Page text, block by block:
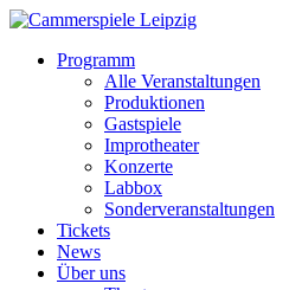
Programm
Alle Veranstaltungen
Produktionen
Gastspiele
Improtheater
Konzerte
Labbox
Sonderveranstaltungen
Tickets
News
Über uns